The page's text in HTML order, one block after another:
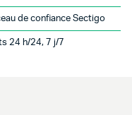
de confiance Sectigo
24 h/24, 7 j/7